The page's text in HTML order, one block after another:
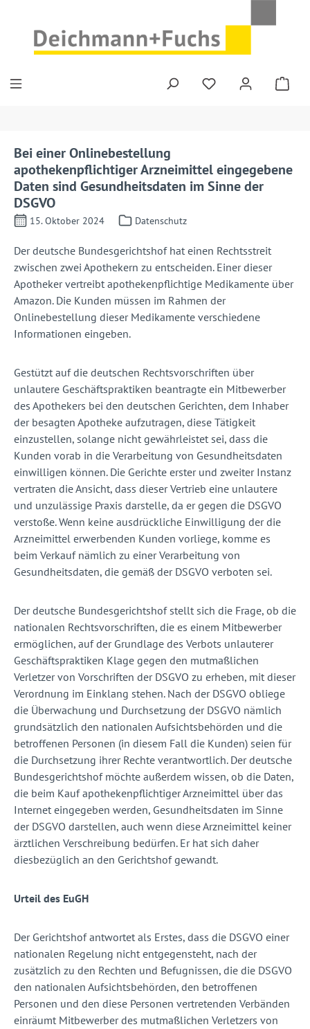
Bei einer Onlinebestellung
apothekenpflichtiger Arzneimittel eingegebene
Daten sind Gesundheitsdaten im Sinne der
DSGVO
15. Oktober 2024 Datenschutz
Der deutsche Bundesgerichtshof hat einen Rechtsstreit
zwischen zwei Apothekern zu entscheiden. Einer dieser
Apotheker vertreibt apothekenpflichtige Medikamente über
Amazon. Die Kunden müssen im Rahmen der
Onlinebestellung dieser Medikamente verschiedene
Informationen eingeben.
Gestützt auf die deutschen Rechtsvorschriften über
unlautere Geschäftspraktiken beantragte ein Mitbewerber
des Apothekers bei den deutschen Gerichten, dem Inhaber
der besagten Apotheke aufzutragen, diese Tätigkeit
einzustellen, solange nicht gewährleistet sei, dass die
Kunden vorab in die Verarbeitung von Gesundheitsdaten
einwilligen können. Die Gerichte erster und zweiter Instanz
vertraten die Ansicht, dass dieser Vertrieb eine unlautere
und unzulässige Praxis darstelle, da er gegen die DSGVO
verstoße. Wenn keine ausdrückliche Einwilligung der die
Arzneimittel erwerbenden Kunden vorliege, komme es
beim Verkauf nämlich zu einer Verarbeitung von
Gesundheitsdaten, die gemäß der DSGVO verboten sei.
Der deutsche Bundesgerichtshof stellt sich die Frage, ob die
nationalen Rechtsvorschriften, die es einem Mitbewerber
ermöglichen, auf der Grundlage des Verbots unlauterer
Geschäftspraktiken Klage gegen den mutmaßlichen
Verletzer von Vorschriften der DSGVO zu erheben, mit dieser
Verordnung im Einklang stehen. Nach der DSGVO obliege
die Überwachung und Durchsetzung der DSGVO nämlich
grundsätzlich den nationalen Aufsichtsbehörden und die
betroffenen Personen (in diesem Fall die Kunden) seien für
die Durchsetzung ihrer Rechte verantwortlich. Der deutsche
Bundesgerichtshof möchte außerdem wissen, ob die Daten,
die beim Kauf apothekenpflichtiger Arzneimittel über das
Internet eingegeben werden, Gesundheitsdaten im Sinne
der DSGVO darstellen, auch wenn diese Arzneimittel keiner
ärztlichen Verschreibung bedürfen. Er hat sich daher
diesbezüglich an den Gerichtshof gewandt.
Urteil des EuGH
Der Gerichtshof antwortet als Erstes, dass die DSGVO einer
nationalen Regelung nicht entgegensteht, nach der
zusätzlich zu den Rechten und Befugnissen, die die DSGVO
den nationalen Aufsichtsbehörden, den betroffenen
Personen und den diese Personen vertretenden Verbänden
einräumt Mitbewerber des mutmaßlichen Verletzers von